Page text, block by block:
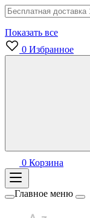
Показать все
0 Избранное
0 Корзина
Главное меню